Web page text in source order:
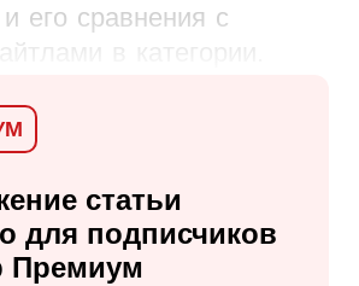
его сравнения с
в категории.
статьи
для подписчиков
Премиум